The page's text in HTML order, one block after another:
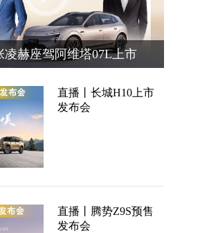
凌赫座驾阿维塔07L上市
直播丨长城H10上市
发布会
直播丨腾势Z9S预售
发布会